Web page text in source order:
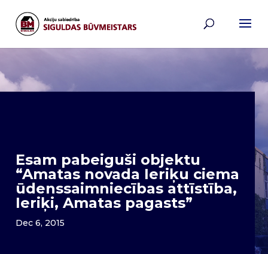
Esam pabeiguši objektu
“Amatas novada Ieriķu ciema
ūdenssaimniecības attīstība,
Ieriķi, Amatas pagasts”
Dec 6, 2015